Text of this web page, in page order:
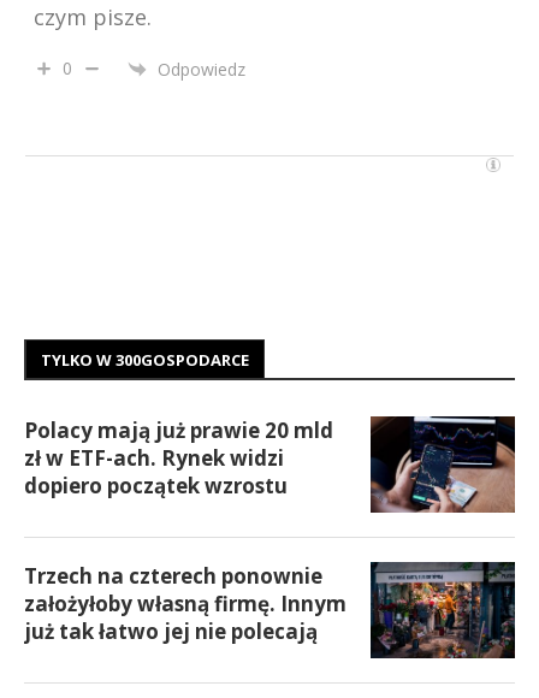
czym pisze.
0 Odpowiedz
TYLKO W 300GOSPODARCE
Polacy mają już prawie 20 mld
zł w ETF-ach. Rynek widzi
dopiero początek wzrostu
Trzech na czterech ponownie
założyłoby własną firmę. Innym
już tak łatwo jej nie polecają